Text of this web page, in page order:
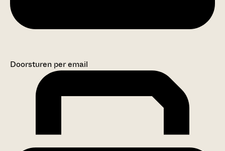
Doorsturen per email